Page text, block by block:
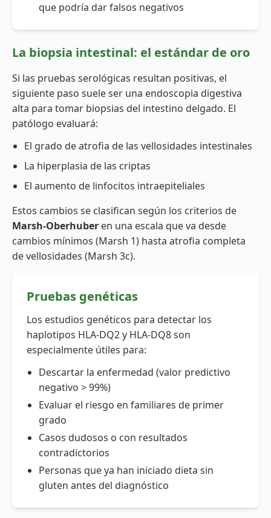
que podría dar falsos negativos
La biopsia intestinal: el estándar de oro
Si las pruebas serológicas resultan positivas, el
siguiente paso suele ser una endoscopia digestiva
alta para tomar biopsias del intestino delgado. El
patólogo evaluará:
El grado de atrofia de las vellosidades intestinales
La hiperplasia de las criptas
El aumento de linfocitos intraepiteliales
Estos cambios se clasifican según los criterios de
Marsh-Oberhuber en una escala que va desde
cambios mínimos (Marsh 1) hasta atrofia completa
de vellosidades (Marsh 3c).
Pruebas genéticas
Los estudios genéticos para detectar los
haplotipos HLA-DQ2 y HLA-DQ8 son
especialmente útiles para:
Descartar la enfermedad (valor predictivo
negativo > 99%)
Evaluar el riesgo en familiares de primer
grado
Casos dudosos o con resultados
contradictorios
Personas que ya han iniciado dieta sin
gluten antes del diagnóstico